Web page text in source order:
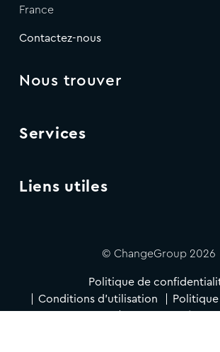
France
Contactez-nous
Nous trouver
Services
Liens utiles
© ChangeGroup 2026
Politique de
Conditions d'utilisation